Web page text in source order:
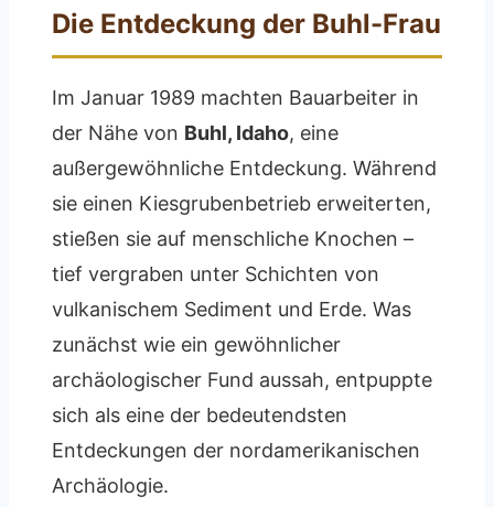
Die Entdeckung der Buhl-Frau
Im Januar 1989 machten Bauarbeiter in
der Nähe von Buhl, Idaho, eine
außergewöhnliche Entdeckung. Während
sie einen Kiesgrubenbetrieb erweiterten,
stießen sie auf menschliche Knochen –
tief vergraben unter Schichten von
vulkanischem Sediment und Erde. Was
zunächst wie ein gewöhnlicher
archäologischer Fund aussah, entpuppte
sich als eine der bedeutendsten
Entdeckungen der nordamerikanischen
Archäologie.